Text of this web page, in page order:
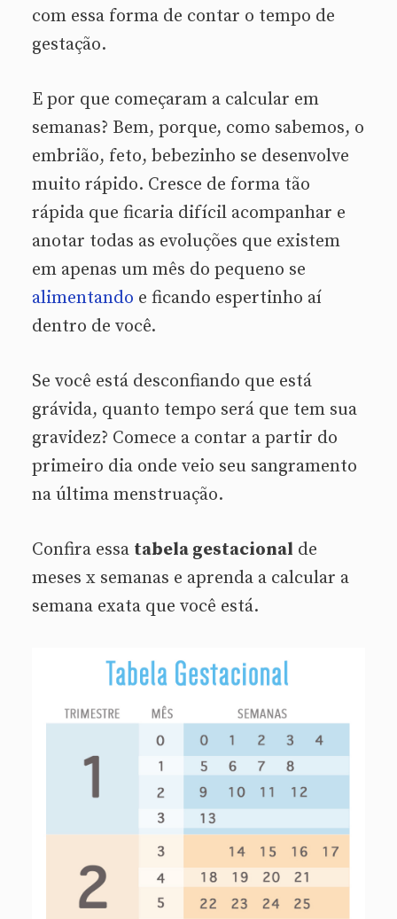
com essa forma de contar o tempo de
gestação.
E por que começaram a calcular em
semanas? Bem, porque, como sabemos, o
embrião, feto, bebezinho se desenvolve
muito rápido. Cresce de forma tão
rápida que ficaria difícil acompanhar e
anotar todas as evoluções que existem
em apenas um mês do pequeno se
alimentando e ficando espertinho aí
dentro de você.
Se você está desconfiando que está
grávida, quanto tempo será que tem sua
gravidez? Comece a contar a partir do
primeiro dia onde veio seu sangramento
na última menstruação.
Confira essa tabela gestacional de
meses x semanas e aprenda a calcular a
semana exata que você está.